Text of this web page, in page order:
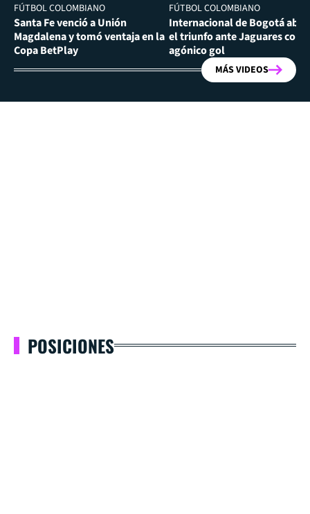
FÚTBOL COLOMBIANO
Santa Fe venció a Unión
Magdalena y tomó ventaja en la
Copa BetPlay
FÚTBOL COLOMBIANO
Internacional de Bogotá
el triunfo ante Jaguares con
agónico gol
MÁS VIDEOS
POSICIONES